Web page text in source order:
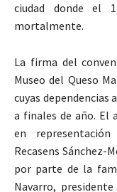
ciudad donde el
mortalmente.
La firma del
Museo del Queso
cuyas dependencias
a finales de año. El
en
Recasens Sánchez-
por parte de la
Navarro,